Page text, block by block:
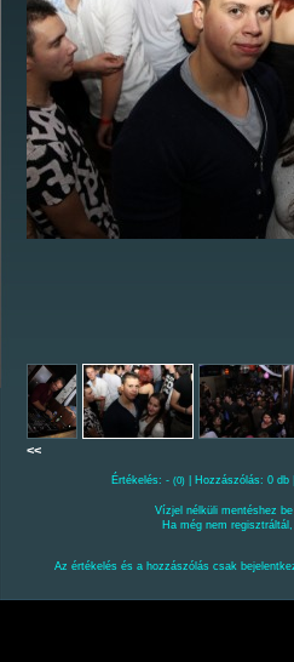
<<
Értékelés: - (0) | Hozzászólás: 0
Vízjel nélküli mentéshez
Ha még nem
Az értékelés és a hozzászólás csak